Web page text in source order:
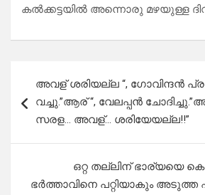
കൽക്കട്ടയിൽ അന്നൊരു മഴയുള്ള
navigation
അവള് ശരിയല്ല “, ഗോവിന്ദൻ
വച്ചു.”ആര് “, വേലപ്പൻ
സരള… അവള്… ശരിയേയല്ല!!”
ഒറ്റ തല്ലിന് ഭാര്യയെ
ഭർത്താവിനെ പറ്റിയാകും